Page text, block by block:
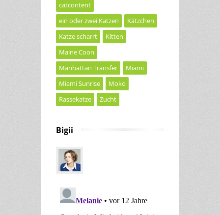
catcontent
ein oder zwei Katzen
Kätzchen
Katze scharrt
Kitten
Maine Coon
Manhattan Transfer
Miami
Miami Sunrise
Moko
Rassekatze
Zucht
Bigii